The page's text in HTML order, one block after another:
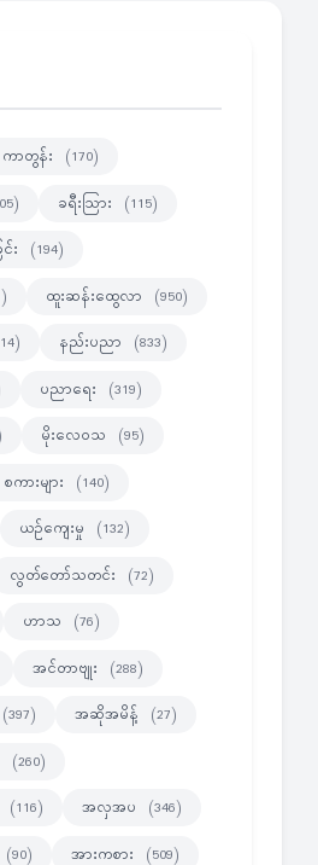
ကာတွန်း (170)
ခရီးသြား (115)
း (194)
ထူးဆန်းထွေလာ (950)
နည်းပညာ (833)
ပညာရေး (319)
မိုးလေဝသ (95)
ားများ (140)
ယဉ်ကျေးမှု (132)
လွတ်တော်သတင်း (72)
ဟာသ (76)
အင်တာဗျုး (288)
(397) အဆိုအမိန့် (27)
(260)
(116) အလှအပ (346)
(90) အားကစား (509)